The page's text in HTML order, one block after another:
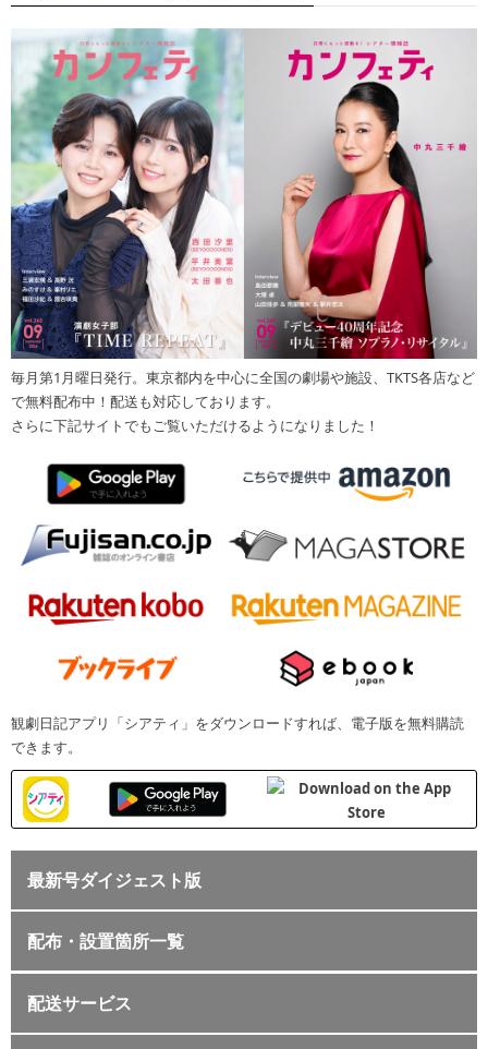
毎月第1月曜日発行。東京都内を中心に全国の劇場や施設、TKTS各店など
で無料配布中！配送も対応しております。
さらに下記サイトでもご覧いただけるようになりました！
観劇日記アプリ「シアティ」をダウンロードすれば、電子版を無料購読
できます。
最新号ダイジェスト版
配布・設置箇所一覧
配送サービス